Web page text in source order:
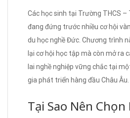
Các học sinh tại Trường THCS –
đang đứng trước nhiều cơ hội
du học nghề Đức. Chương trình
lại cơ hội học tập mà còn mở ra
lai nghề nghiệp vững chắc tại
gia phát triển hàng đầu Châu Âu.
Tại Sao Nên Chọn